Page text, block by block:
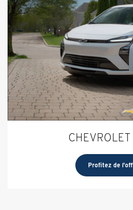
CHEVROLET
Profitez de